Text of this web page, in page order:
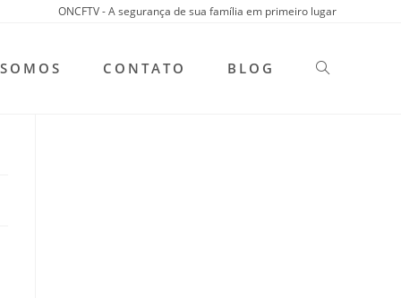
ONCFTV - A segurança de sua família em primeiro lugar
CONTATO BLOG